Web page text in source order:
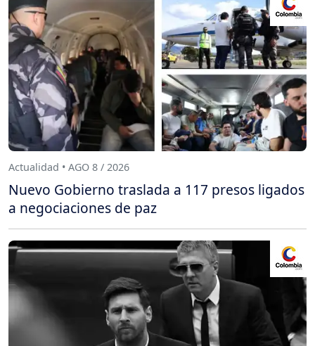
Actualidad • AGO 8 / 2026
Nuevo Gobierno traslada a 117 presos ligados
a negociaciones de paz